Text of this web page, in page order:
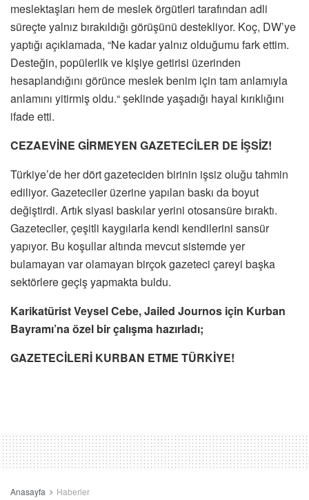
meslektaşları hem de meslek örgütleri tarafından adli
süreçte yalnız bırakıldığı görüşünü destekliyor. Koç, DW’ye
yaptığı açıklamada, “Ne kadar yalnız olduğumu fark ettim.
Desteğin, popülerlik ve kişiye getirisi üzerinden
hesaplandığını görünce meslek benim için tam anlamıyla
anlamını yitirmiş oldu.“ şeklinde yaşadığı hayal kırıklığını
ifade etti.
CEZAEVİNE GİRMEYEN GAZETECİLER DE İŞSİZ!
Türkiye’de her dört gazeteciden birinin işsiz oluğu tahmin
ediliyor. Gazeteciler üzerine yapılan baskı da boyut
değiştirdi. Artık siyasi baskılar yerini otosansüre bıraktı.
Gazeteciler, çeşitli kaygılarla kendi kendilerini sansür
yapıyor. Bu koşullar altında mevcut sistemde yer
bulamayan var olamayan birçok gazeteci çareyi başka
sektörlere geçiş yapmakta buldu.
Karikatürist Veysel Cebe, Jailed Journos için Kurban
Bayramı’na özel bir çalışma hazırladı;
GAZETECİLERİ KURBAN ETME TÜRKİYE!
Anasayfa Haberler